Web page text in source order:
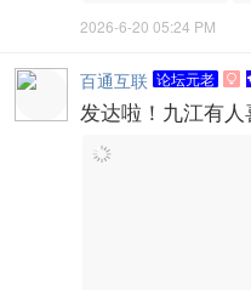
2026-6-20 05:24 PM
百通互联 论坛元老 
发达啦！九江有人